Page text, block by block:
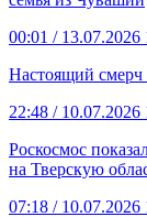
00:01 / 13.07.2026
Настоящий смерч
22:48 / 10.07.2026
Роскосмос
на Тверскую
07:18 / 10.07.2026